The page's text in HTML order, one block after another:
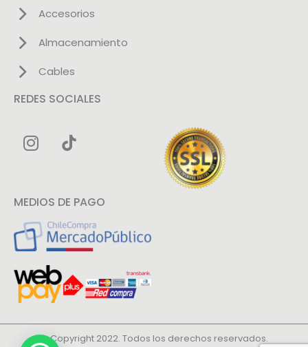
Accesorios
Almacenamiento
Cables
REDES SOCIALES
MEDIOS DE PAGO
© Copyright 2022. Todos los derechos reservados.